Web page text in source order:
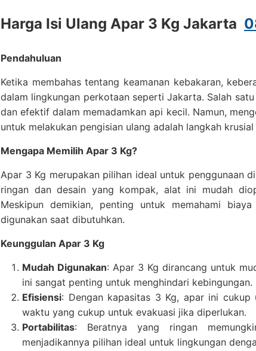
Harga Isi Ulang Apar 3 Kg Jakarta
Pendahuluan
Ketika membahas tentang keamanan kebakaran,
dalam lingkungan perkotaan seperti Jakarta. Salah
dan efektif dalam memadamkan api kecil. Namun,
untuk melakukan pengisian ulang adalah langkah
Mengapa Memilih Apar 3 Kg?
Apar 3 Kg merupakan pilihan ideal untuk penggunaan
ringan dan desain yang kompak, alat ini mudah
Meskipun demikian, penting untuk memahami
digunakan saat dibutuhkan.
Keunggulan Apar 3 Kg
Mudah Digunakan: Apar 3 Kg dirancang untuk
ini sangat penting untuk menghindari kebingungan.
Efisiensi: Dengan kapasitas 3 Kg, apar ini cukup
waktu yang cukup untuk evakuasi jika diperlukan.
Portabilitas: Beratnya yang ringan
menjadikannya pilihan ideal untuk lingkungan